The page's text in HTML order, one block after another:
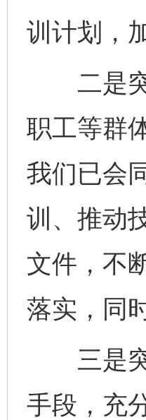
训计划，
二是突
职工等群
我们已会
训、推动
文件，不
落实，同
三是突
手段，充